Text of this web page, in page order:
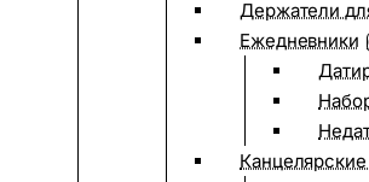
Держатели
Ежедневники